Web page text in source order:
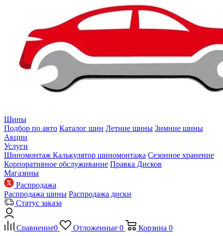
Шины
Подбор по авто Каталог шин Летние шины Зимние шины
Акции
Услуги
Шиномонтаж Калькулятор шиномонтажа Сезонное хранение
Корпоративное обслуживание Правка Дисков
Магазины
Распродажа
Распродажа шины Распродажа диски
Статус заказа
Сравнение0 Отложенные 0 Корзина 0